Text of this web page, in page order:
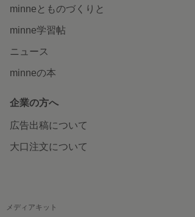
minneとものづくりと
minne学習帖
ニュース
minneの本
企業の方へ
広告出稿について
大口注文について
メディアキット